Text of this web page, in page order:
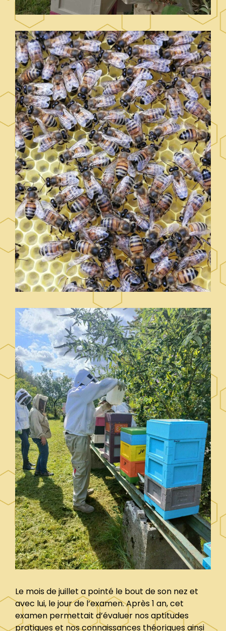
Le mois de juillet a pointé le bout de son nez et
avec lui, le jour de l’examen. Après 1 an, cet
examen permettait d’évaluer nos aptitudes
pratiques et nos connaissances théoriques ainsi